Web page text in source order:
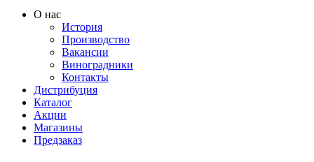
О нас
История
Производство
Вакансии
Виноградники
Контакты
Дистрибуция
Каталог
Акции
Магазины
Предзаказ